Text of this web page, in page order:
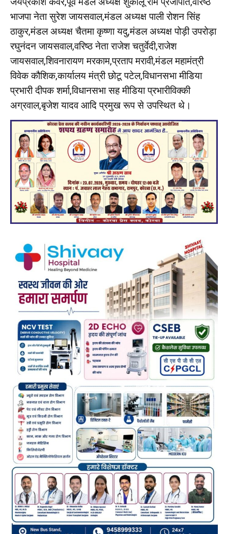
भाजपा नेता सुरेश जायसवाल,मंडल अध्यक्ष पाली रोशन सिंह
ठाकुर,मंडल अध्यक्ष चैतमा कृष्णा यदु,मंडल अध्यक्ष पोड़ी उपरोड़ा
रघुनंदन जायसवाल,वरिष्ठ नेता राजेश चतुर्वेदी,राजेश
जायसवाल,शिवनारायण मरकाम,प्रताप मरावी,मंडल महामंत्री
विवेक कौशिक,कार्यालय मंत्री छोटू पटेल,विधानसभा मीडिया
प्रभारी दीपक शर्मा,विधानसभा सह मीडिया प्रभारीविक्की
अग्रवाल,बृजेश यादव आदि प्रमुख रूप से उपस्थित थे।